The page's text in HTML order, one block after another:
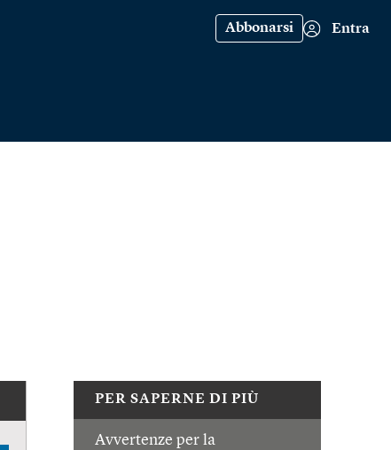
Abbonarsi Entra
PER SAPERNE DI PIÙ
Avvertenze per la